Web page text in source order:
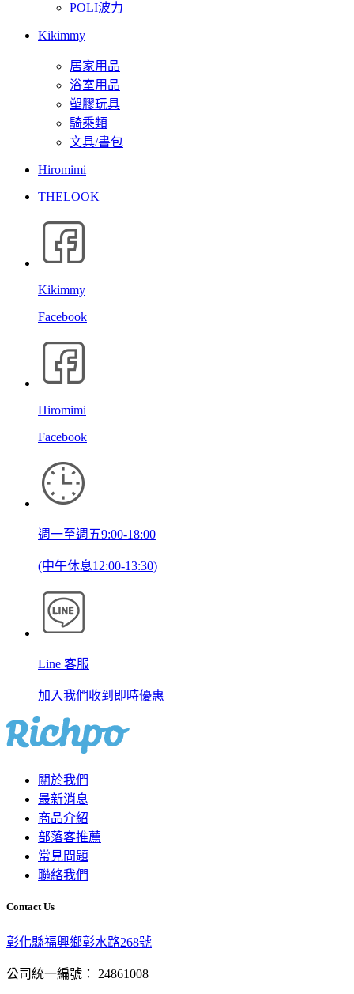
POLI波力
Kikimmy
居家用品
浴室用品
塑膠玩具
騎乘類
文具/書包
Hiromimi
THELOOK
Kikimmy
Facebook
Hiromimi
Facebook
週一至週五9:00-18:00
(中午休息12:00-13:30)
Line 客服
加入我們收到即時優惠
關於我們
最新消息
商品介紹
部落客推薦
常見問題
聯絡我們
Contact Us
彰化縣福興鄉彰水路268號
公司統一編號： 24861008